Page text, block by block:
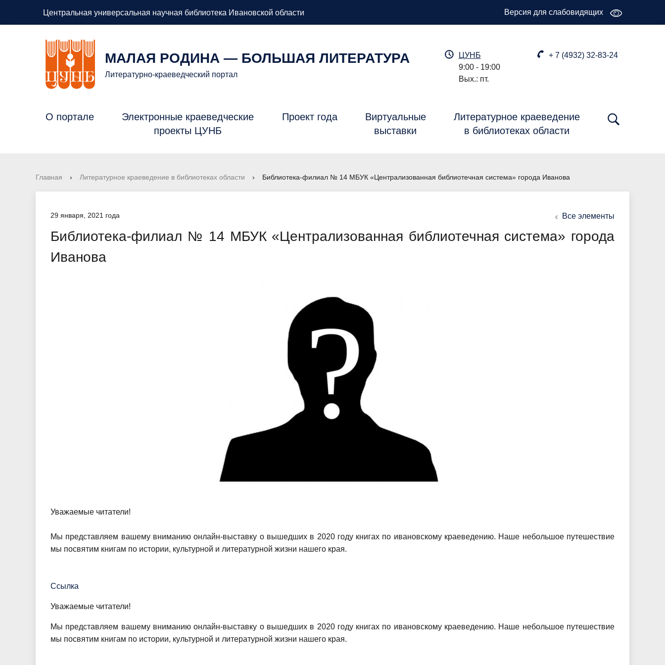
Центральная универсальная научная библиотека Ивановской области Версия для слабовидящих
МАЛАЯ РОДИНА — БОЛЬШАЯ ЛИТЕРАТУРА
Литературно-краеведческий портал
ЦУНБ
9:00 - 19:00
Вых.: пт.
+ 7 (4932) 32-83-24
О портале
Электронные краеведческие
проекты ЦУНБ
Проект года
Виртуальные
выставки
Литературное краеведение
в библиотеках области
Главная › Литературное краеведение в библиотеках области › Библиотека-филиал № 14 МБУК «Централизованная библиотечная система» города Иванова
29 января, 2021 года Все элементы
Библиотека-филиал № 14 МБУК «Централизованная библиотечная система» города
Иванова
Уважаемые читатели!
Мы представляем вашему вниманию онлайн-выставку о вышедших в 2020 году книгах по ивановскому краеведению. Наше небольшое путешествие
мы посвятим книгам по истории, культурной и литературной жизни нашего края.
Ссылка
Уважаемые читатели!
Мы представляем вашему вниманию онлайн-выставку о вышедших в 2020 году книгах по ивановскому краеведению. Наше небольшое путешествие
мы посвятим книгам по истории, культурной и литературной жизни нашего края.